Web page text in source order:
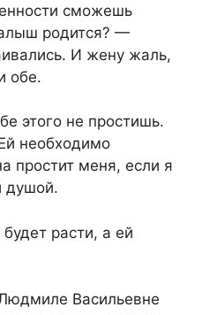
сможешь
родится? —
И жену жаль,
обе.
этого не простишь.
необходимо
простит меня, если я
душой.
расти, а ей
Васильевне